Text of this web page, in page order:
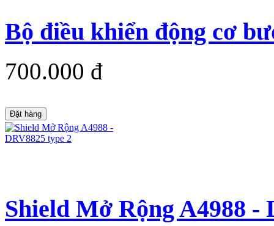
Bộ điều khiển động cơ
700.000 đ
Đặt hàng
Shield Mở Rộng A4988 -